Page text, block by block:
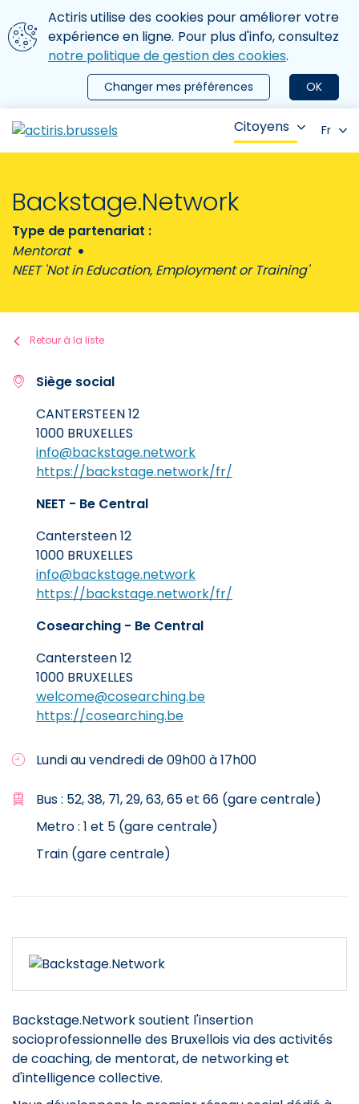
Aller au contenu principal
Nous utilisons des cookies
Actiris utilise des cookies pour améliorer votre
expérience en ligne. Pour plus d'info, consultez
notre politique de gestion des cookies.
OK
Changer mes préférences
le menu
Citoyens Fr
Backstage.Network
Type de partenariat :
Mentorat
NEET 'Not in Education, Employment or Training'
Retour à la liste
Backstage.Network soutient l'insertion
socioprofessionnelle des Bruxellois via des activités
de coaching, de mentorat, de networking et
d'intelligence collective.
Siège social
CANTERSTEEN 12
1000 BRUXELLES
info@backstage.network
https://backstage.network/fr/
NEET - Be Central
Cantersteen 12
1000 BRUXELLES
info@backstage.network
https://backstage.network/fr/
Cosearching - Be Central
Cantersteen 12
1000 BRUXELLES
welcome@cosearching.be
https://cosearching.be
Lundi au vendredi de 09h00 à 17h00
Bus : 52, 38, 71, 29, 63, 65 et 66 (gare centrale)
Metro : 1 et 5 (gare centrale)
Train (gare centrale)